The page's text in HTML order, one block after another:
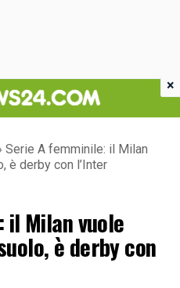
Serie A femminile: il Milan
è derby con l’Inter
il Milan vuole
è derby con
×